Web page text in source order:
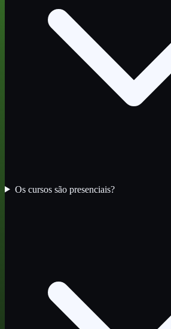
Os cursos são presenciais?